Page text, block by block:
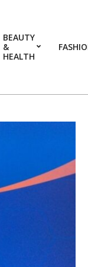
BEAUTY
&
HEALTH